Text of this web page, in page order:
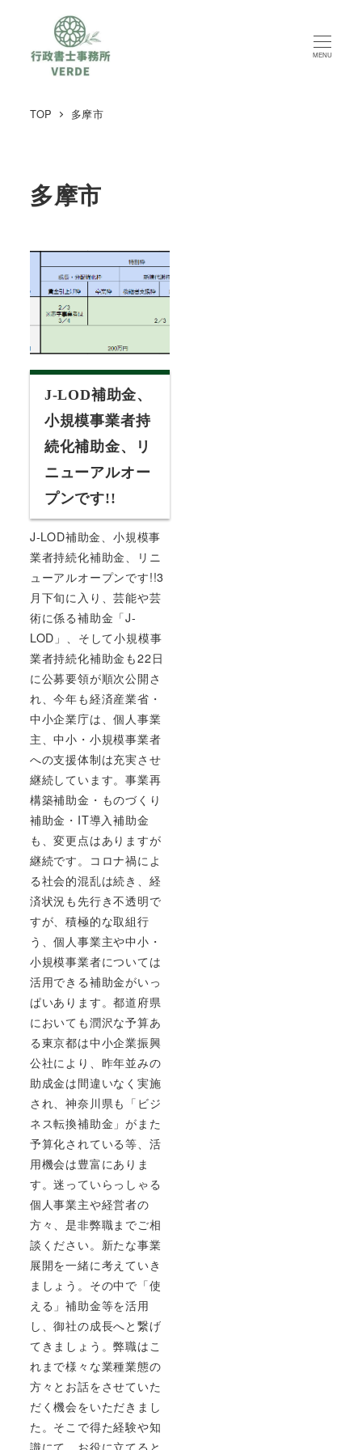
MENU
TOP 多摩市
多摩市
J-LOD補助金、
小規模事業者持
続化補助金、リ
ニューアルオー
プンです!!
J-LOD補助金、小規模事
業者持続化補助金、リニ
ューアルオープンです!!3
月下旬に入り、芸能や芸
術に係る補助金「J-
LOD」、そして小規模事
業者持続化補助金も22日
に公募要領が順次公開さ
れ、今年も経済産業省・
中小企業庁は、個人事業
主、中小・小規模事業者
への支援体制は充実させ
継続しています。事業再
構築補助金・ものづくり
補助金・IT導入補助金
も、変更点はありますが
継続です。コロナ禍によ
る社会的混乱は続き、経
済状況も先行き不透明で
すが、積極的な取組行
う、個人事業主や中小・
小規模事業者については
活用できる補助金がいっ
ぱいあります。都道府県
においても潤沢な予算あ
る東京都は中小企業振興
公社により、昨年並みの
助成金は間違いなく実施
され、神奈川県も「ビジ
ネス転換補助金」がまた
予算化されている等、活
用機会は豊富にありま
す。迷っていらっしゃる
個人事業主や経営者の
方々、是非弊職までご相
談ください。新たな事業
展開を一緒に考えていき
ましょう。その中で「使
える」補助金等を活用
し、御社の成長へと繋げ
てきましょう。弊職はこ
れまで様々な業種業態の
方々とお話をさせていた
だく機会をいただきまし
た。そこで得た経験や知
識にて、お役に立てると